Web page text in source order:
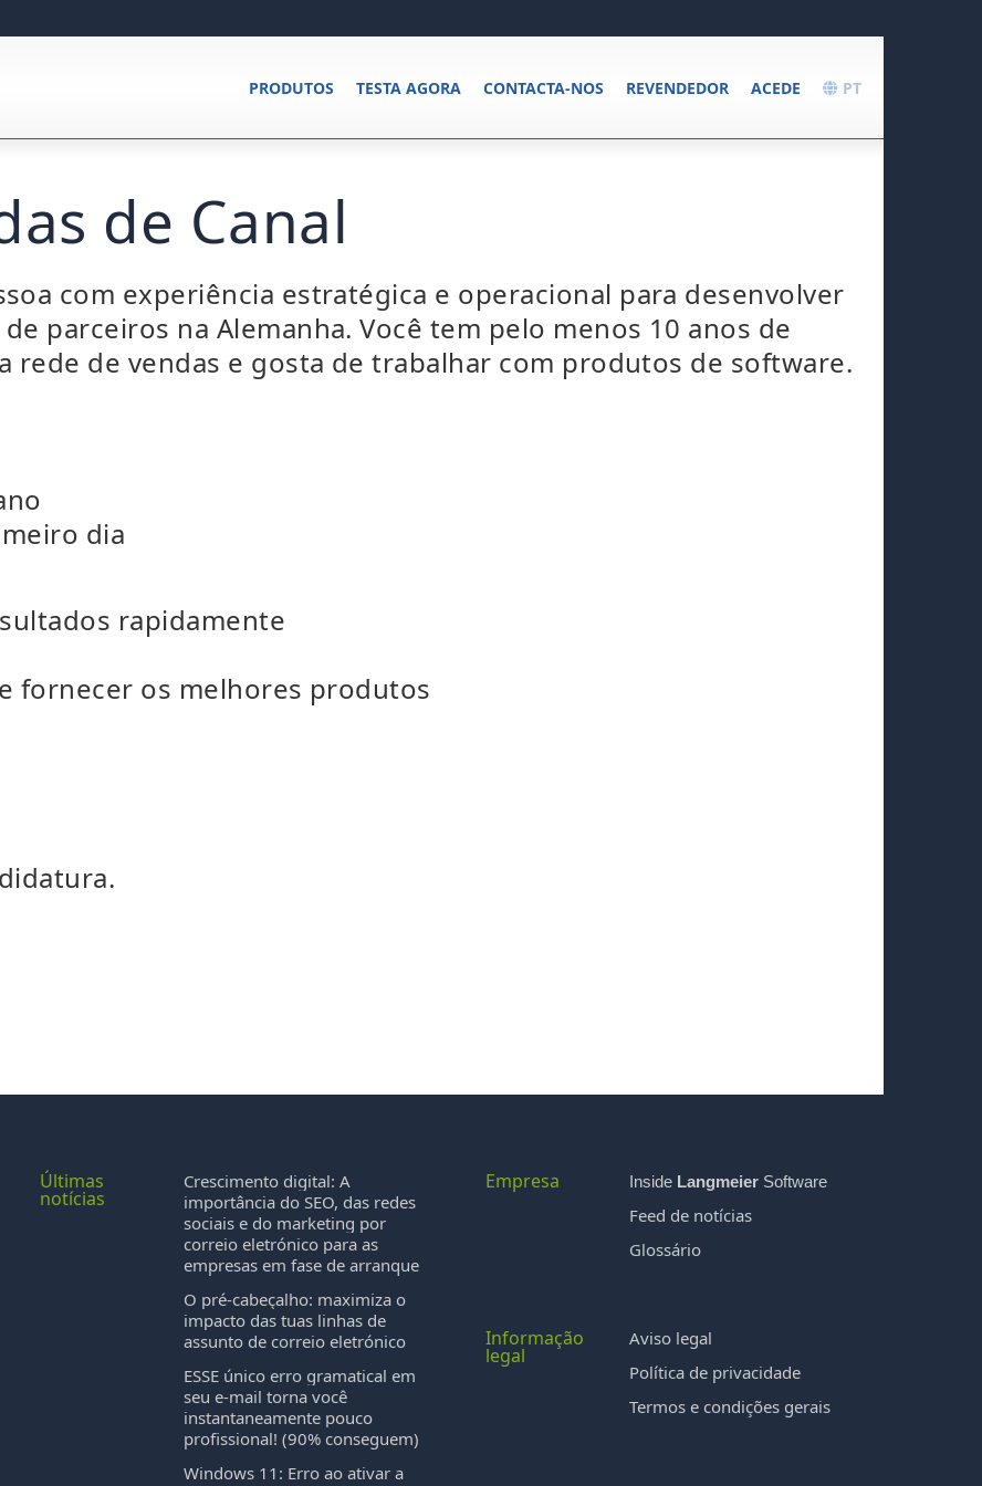
PT
ACEDE
REVENDEDOR
CONTACTA-NOS
TESTA AGORA
PRODUTOS
de Canal
com experiência estratégica e operacional para desenvolver
parceiros na Alemanha. Você tem pelo menos 10 anos de
rede de vendas e gosta de trabalhar com produtos de software.
dia
rapidamente
fornecer os melhores produtos
Últimas
notícias
Crescimento digital: A
importância do SEO, das redes
sociais e do marketing por
correio eletrónico para as
empresas em fase de arranque
O pré-cabeçalho: maximiza o
impacto das tuas linhas de
assunto de correio eletrónico
ESSE único erro gramatical em
seu e-mail torna você
instantaneamente pouco
profissional! (90% conseguem)
Windows 11: Erro ao ativar a
Empresa Inside LangmeierSoftware
Feed de notícias
Glossário
Informação
legal
Aviso legal
Política de privacidade
Termos e condições gerais